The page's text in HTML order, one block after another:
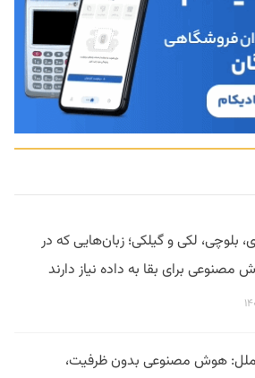
بلوچی، لکی و گیلکی؛ زبان‌هایی که در
برای بقا به داده نیاز دارند
هوش مصنوعی بدون ظرفیت،